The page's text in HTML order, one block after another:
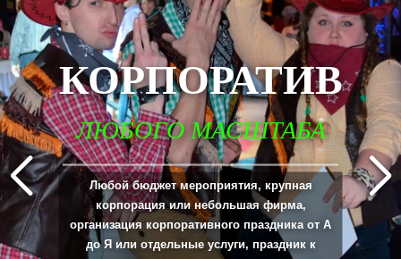
КОРПОРАТИВ
ЛЮБОГО МАСШТАБА
_____________________________________________________________________________
Любой бюджет мероприятия, крупная
корпорация или небольшая фирма,
организация корпоративного праздника от А
до Я или отдельные услуги, праздник к